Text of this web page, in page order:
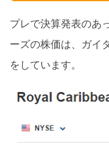
プレで決算発表のあ
ーズの株価は、ガイ
をしています。